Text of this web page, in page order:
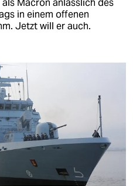
Macron anlässlich des
in einem offenen
Jetzt will er auch.